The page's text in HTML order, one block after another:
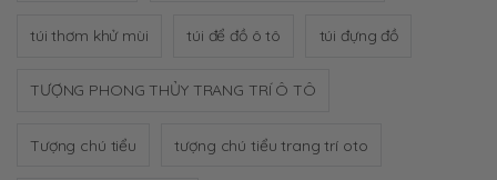
túi thơm khử mùi túi để đồ ô tô túi đựng đồ
TƯỢNG PHONG THỦY TRANG TRÍ Ô TÔ
Tượng chú tiểu tượng chú tiểu trang trí oto